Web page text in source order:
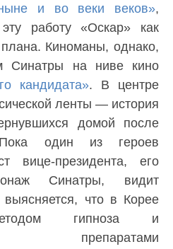
и во веки веков»,
работу «Оскар» как
Киноманы, однако,
Синатры на ниве кино
кандидата». В центре
ленты — история
домой после
один из героев
вице-президента, его
Синатры, видит
что в Корее
гипноза и
препаратами